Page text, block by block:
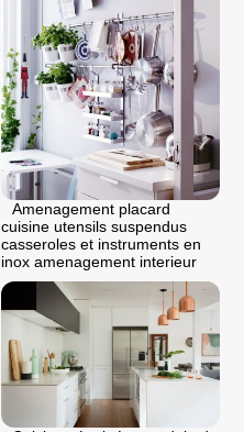
Amenagement placard
cuisine utensils suspendus
casseroles et instruments en
inox amenagement interieur